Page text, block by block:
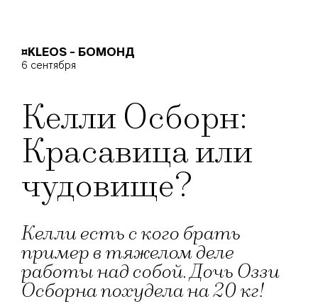
¤KLEOS - БОМОНД
6 сентября
Келли Осборн:
Красавица или
чудовище?
Келли есть с кого брать
пример в тяжелом деле
работы над собой. Дочь Оззи
Осборна похудела на 20 кг!